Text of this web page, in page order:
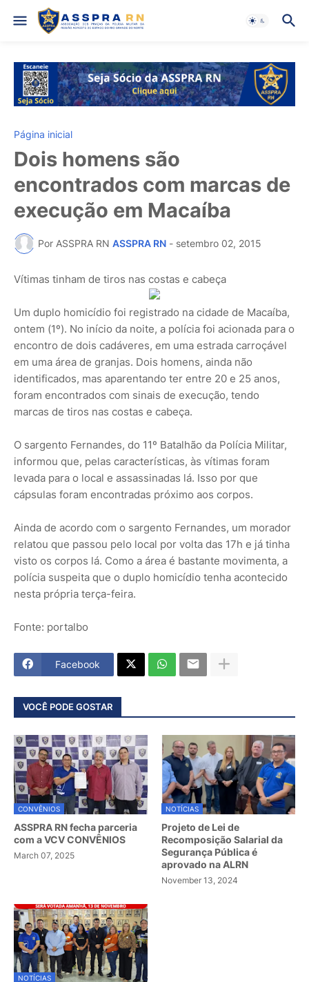
Página inicial
Dois homens são
encontrados com marcas de
execução em Macaíba
Por ASSPRA RN ASSPRA RN - setembro 02, 2015
Vítimas tinham de tiros nas costas e cabeça
Um duplo homicídio foi registrado na cidade de Macaíba,
ontem (1º). No início da noite, a polícia foi acionada para o
encontro de dois cadáveres, em uma estrada carroçável
em uma área de granjas. Dois homens, ainda não
identificados, mas aparentando ter entre 20 e 25 anos,
foram encontrados com sinais de execução, tendo
marcas de tiros nas costas e cabeça.
O sargento Fernandes, do 11º Batalhão da Polícia Militar,
informou que, pelas características, às vítimas foram
levada para o local e assassinadas lá. Isso por que
cápsulas foram encontradas próximo aos corpos.
Ainda de acordo com o sargento Fernandes, um morador
relatou que passou pelo local por volta das 17h e já tinha
visto os corpos lá. Como a área é bastante movimenta, a
polícia suspeita que o duplo homicídio tenha acontecido
nesta própria terça-feira.
Fonte: portalbo
Facebook
VOCÊ PODE GOSTAR
CONVÊNIOS
ASSPRA RN fecha parceria
com a VCV CONVÊNIOS
March 07, 2025
NOTÍCIAS
Projeto de Lei de
Recomposição Salarial da
Segurança Pública é
aprovado na ALRN
November 13, 2024
NOTÍCIAS